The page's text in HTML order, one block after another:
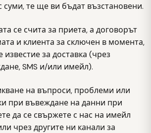
суми, те ще ви бъдат възстановени.
се счита за приета, а договорът
и клиента за сключен в момента,
известие за доставка (чрез
SMS и/или имейл).
на въпроси, проблеми или
при въвеждане на данни при
да се свържете с нас на имейл
чрез другите ни канали за